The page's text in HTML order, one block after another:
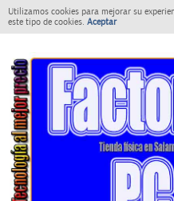
Utilizamos cookies para mejorar su
este tipo de cookies. Aceptar